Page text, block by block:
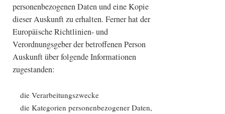
personenbezogenen Daten und eine Kopie
dieser Auskunft zu erhalten. Ferner hat der
Europäische Richtlinien- und
Verordnungsgeber der betroffenen Person
Auskunft über folgende Informationen
zugestanden:
die Verarbeitungszwecke
die Kategorien personenbezogener Daten,